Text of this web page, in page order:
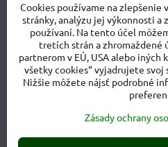
Vrátenie tovaru -
Reklamácia tovaru
Ochrana osobných
Obchodné podmienky
Cookies používame na
stránky, analýzu jej výkonnosti a
používaní. Na tento účel
tretích strán a zhromaždené
partnerom v EÚ, USA alebo
všetky cookies“ vyjadrujete svoj
Nižšie môžete nájsť podrobné
Zásady ochrany